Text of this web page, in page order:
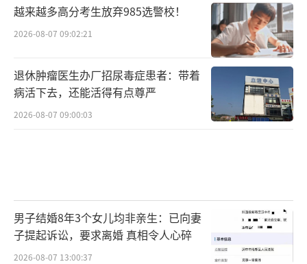
越来越多高分考生放弃985选警校！
2026-08-07 09:02:21
退休肿瘤医生办厂招尿毒症患者：带着
病活下去，还能活得有点尊严
2026-08-07 09:00:03
男子结婚8年3个女儿均非亲生：已向妻
子提起诉讼，要求离婚 真相令人心碎
2026-08-07 13:00:37